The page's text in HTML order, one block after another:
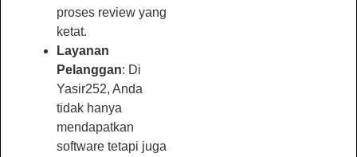
proses review yang
ketat.
Layanan
Pelanggan: Di
Yasir252, Anda
tidak hanya
mendapatkan
software tetapi juga